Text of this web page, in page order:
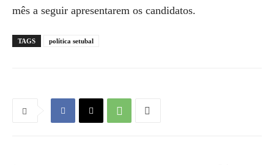
mês a seguir apresentarem os candidatos.
TAGS política setubal